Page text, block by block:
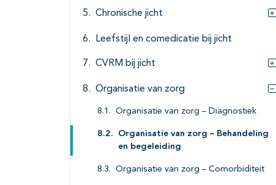
Chronische jicht
Leefstijl en comedicatie bij jicht
CVRM bij jicht
Organisatie van zorg
Organisatie van zorg – Diagnostiek
Organisatie van zorg – Behandeling
en begeleiding
Organisatie van zorg – Comorbiditeit